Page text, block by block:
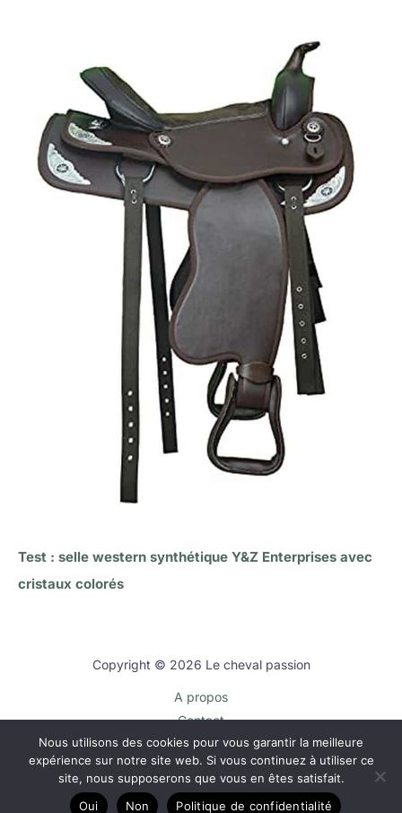
Test : selle western synthétique Y&Z Enterprises avec
cristaux colorés
Copyright © 2026 Le cheval passion
A propos
Contact
Plan du site
Mentions légales
Politique de confidentialité
Nous utilisons des cookies pour vous garantir la meilleure
expérience sur notre site web. Si vous continuez à utiliser ce
site, nous supposerons que vous en êtes satisfait.
Oui
Non Politique de confidentialité